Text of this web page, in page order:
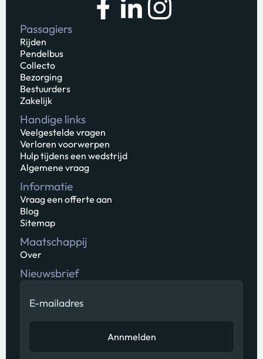
Passagiers
Rijden
Pendelbus
Collecto
Bezorging
Bestuurders
Zakelijk
Handige links
Veelgestelde vragen
Verloren voorwerpen
Hulp tijdens een wedstrijd
Algemene vraag
Informatie
Vraag een offerte aan
Blog
Sitemap
Maatschappij
Over
Nieuwsbrief